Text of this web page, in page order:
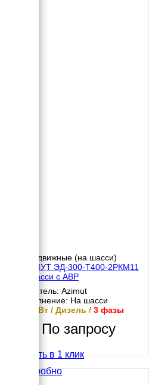
Передвижные (на шасси)
АЗИМУТ ЭД-300-Т400-2РКМ11
на шасси с АВР
Двигатель: Azimut
Исполнение: На шасси
300 кВт / Дизель / 3 фазы
По запросу
Купить в 1 клик
Подробно